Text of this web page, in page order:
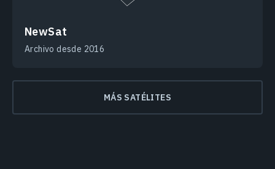
NewSat
Archivo desde 2016
MÁS SATÉLITES